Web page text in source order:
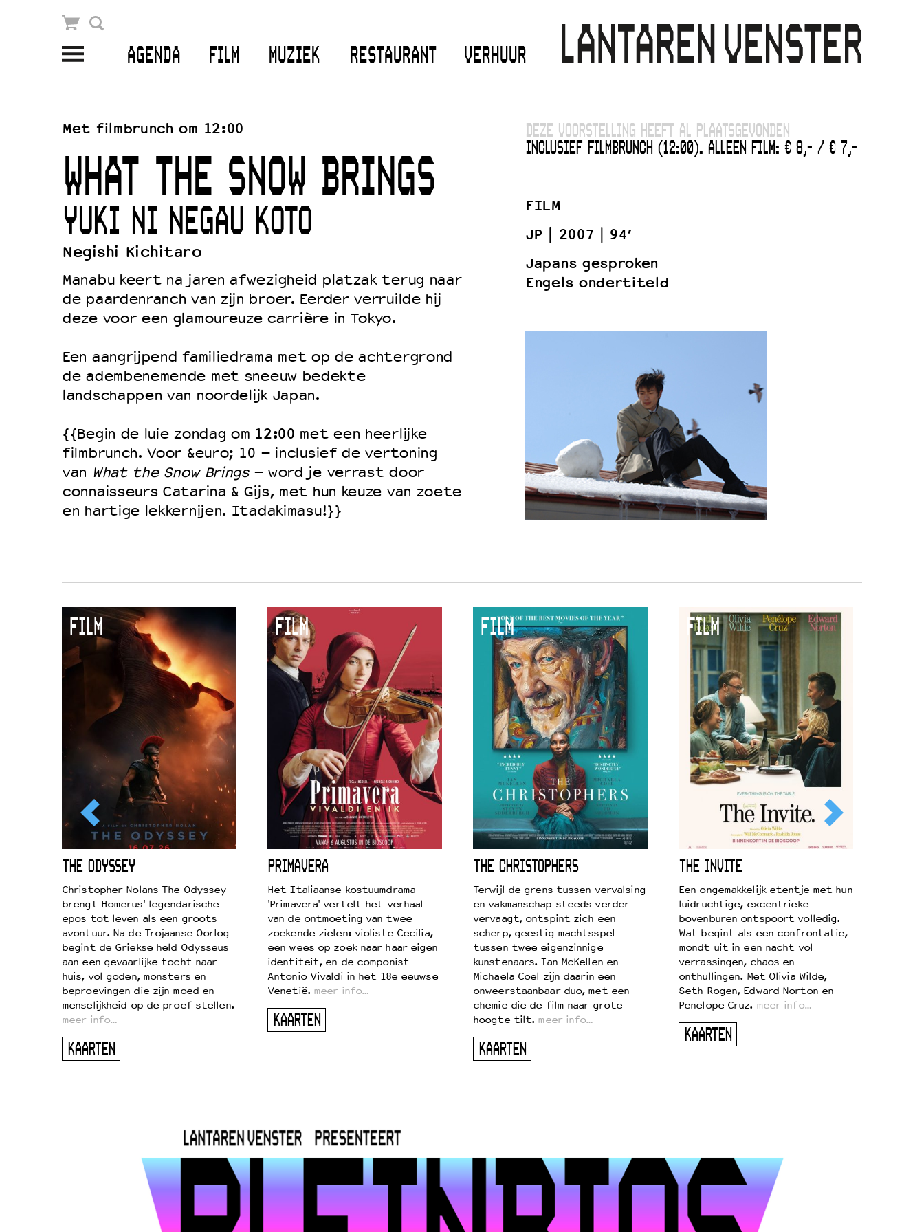
AGENDA FILM MUZIEK RESTAURANT VERHUUR
Winkelmandje
Openingstijden & contact
Kaartverkoop
EDUCATIE
Schoolvoorstellingen
Filmprogramma’s Primair Onderwijs
Filmprogramma’s VO/MBO
Speciale educatieprogramma’s
OVER LANTARENVENSTER
Werken bij
Wie is wie
Word vriend
Historie
Privacyverklaring
Integriteits- en gedragscode
Duurzaamheid
Culturele boycot Israël
Ruimte voor artistieke vrijheid – VNPF
Met filmbrunch om 12:00
WHAT THE SNOW BRINGS
YUKI NI NEGAU KOTO
Negishi Kichitaro
Manabu keert na jaren afwezigheid platzak terug naar
de paardenranch van zijn broer. Eerder verruilde hij
deze voor een glamoureuze carrière in Tokyo.
Een aangrijpend familiedrama met op de achtergrond
de adembenemende met sneeuw bedekte
landschappen van noordelijk Japan.
{{Begin de luie zondag om 12:00 met een heerlijke
filmbrunch. Voor &euro; 10 – inclusief de vertoning
van What the Snow Brings– word je verrast door
connaisseurs Catarina & Gijs, met hun keuze van zoete
en hartige lekkernijen. Itadakimasu!}}
DEZE VOORSTELLING HEEFT AL PLAATSGEVONDEN
INCLUSIEF FILMBRUNCH (12:00). ALLEEN FILM: € 8,- / € 7,-
FILM
JP
2007
94’
Japans gesproken
Engels ondertiteld
FILM
THE ODYSSEY
Christopher Nolans The Odyssey
brengt Homerus' legendarische
epos tot leven als een groots
avontuur. Na de Trojaanse Oorlog
begint de Griekse held Odysseus
aan een gevaarlijke tocht naar
huis, vol goden, monsters en
beproevingen die zijn moed en
menselijkheid op de proef stellen.
meer info…
KAARTEN
FILM
PRIMAVERA
Het Italiaanse kostuumdrama
'Primavera' vertelt het verhaal
van de ontmoeting van twee
zoekende zielen: violiste Cecilia,
een wees op zoek naar haar eigen
identiteit, en de componist
Antonio Vivaldi in het 18e eeuwse
Venetië. meer info…
KAARTEN
FILM
THE CHRISTOPHERS
Terwijl de grens tussen vervalsing
en vakmanschap steeds verder
vervaagt, ontspint zich een
scherp, geestig machtsspel
tussen twee eigenzinnige
kunstenaars. Ian McKellen en
Michaela Coel zijn daarin een
onweerstaanbaar duo, met een
chemie die de film naar grote
hoogte tilt. meer info…
KAARTEN
FILM
THE INVITE
Een ongemakkelijk etentje met hun
luidruchtige, excentrieke
bovenburen ontspoort volledig.
Wat begint als een confrontatie,
mondt uit in een nacht vol
verrassingen, chaos en
onthullingen. Met Olivia Wilde,
Seth Rogen, Edward Norton en
Penelope Cruz. meer info…
KAARTEN